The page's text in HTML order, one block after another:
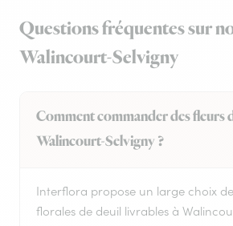
Questions fréquentes sur
Walincourt-Selvigny
Comment commander des fleurs
Walincourt-Selvigny ?
Interflora propose un large choix
florales de deuil livrables à